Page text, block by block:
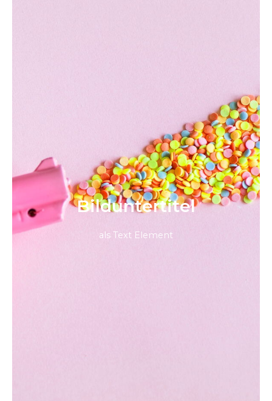
Bild­unter­titel
als Text Element